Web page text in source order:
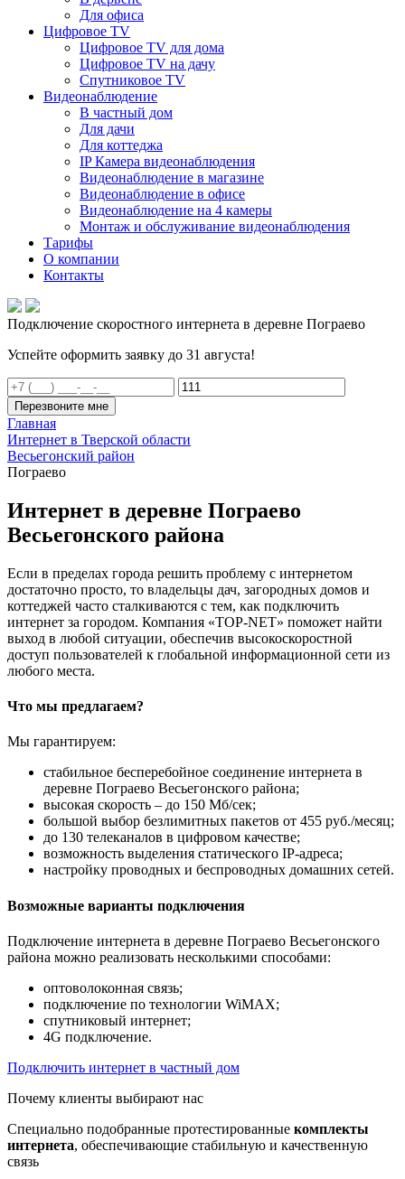
Для офиса
Цифровое TV
Цифровое TV для дома
Цифровое TV на дачу
Спутниковое TV
Видеонаблюдение
В частный дом
Для дачи
Для коттеджа
IP Камера видеонаблюдения
Видеонаблюдение в магазине
Видеонаблюдение в офисе
Видеонаблюдение на 4 камеры
Монтаж и обслуживание видеонаблюдения
Тарифы
О компании
Контакты
Подключение скоростного интернета в деревне Пограево
Успейте оформить заявку до 31 августа!
Перезвоните мне
Главная
Интернет в Тверской области
Весьегонский район
Пограево
Интернет в деревне Пограево
Весьегонского района
Если в пределах города решить проблему с интернетом
достаточно просто, то владельцы дач, загородных домов и
коттеджей часто сталкиваются с тем, как подключить
интернет за городом. Компания «TOP-NET» поможет найти
выход в любой ситуации, обеспечив высокоскоростной
доступ пользователей к глобальной информационной сети из
любого места.
Что мы предлагаем?
Мы гарантируем:
стабильное бесперебойное соединение интернета в
деревне Пограево Весьегонского района;
высокая скорость – до 150 Мб/сек;
большой выбор безлимитных пакетов от 455 руб./месяц;
до 130 телеканалов в цифровом качестве;
возможность выделения статического IP-адреса;
настройку проводных и беспроводных домашних сетей.
Возможные варианты подключения
Подключение интернета в деревне Пограево Весьегонского
района можно реализовать несколькими способами:
оптоволоконная связь;
подключение по технологии WiMAX;
спутниковый интернет;
4G подключение.
Подключить интернет в частный дом
Почему клиенты выбирают нас
Специально подобранные протестированные комплекты
интернета, обеспечивающие стабильную и качественную
связь